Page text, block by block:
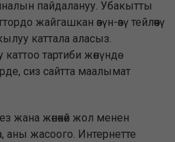
пайдалануу. Убакытты
жайгашкан өзүн-өзү тейлөөчү
каттала аласыз.
тартиби жөнүндө
сиз сайтта маалымат
жана жөнөкөй жол менен
аны жасоого. Интернетте